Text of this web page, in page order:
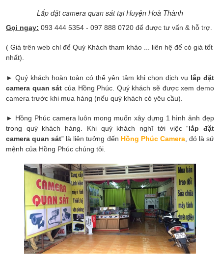
Lắp đặt camera quan sát tại Huyện Hoà Thành
Gọi ngay: 093 444 5354 - 097 888 0720 để được tư vấn & hỗ trợ.
( Giá trên web chỉ để Quý Khách tham khảo ... liên hệ để có giá tốt
nhất).
► Quý khách hoàn toàn có thể yên tâm khi chọn dịch vụ lắp đặt
camera quan sát của Hồng Phúc. Quý khách sẽ được xem demo
camera trước khi mua hàng (nếu quý khách có yêu cầu).
► Hồng Phúc camera luôn mong muốn xây dựng 1 hình ảnh đẹp
trong quý khách hàng. Khi quý khách nghĩ tới việc “lắp đặt
camera quan sát” là liên tưởng đến Hồng Phúc Camera, đó là sứ
mệnh của Hồng Phúc chúng tôi.